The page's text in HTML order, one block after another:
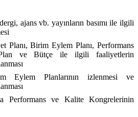
ajans vb. yayınların basımı ile ilgili
Planı, Birim Eylem Planı, Performans
Plan ve Bütçe ile ilgili faaliyetlerin
Planlarının izlenmesi ve
Performans ve Kalite Kongrelerinin